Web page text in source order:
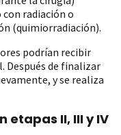
radiación o
(quimiorradiación).
podrían recibir
de finalizar
y se realiza
etapas II, III y IV